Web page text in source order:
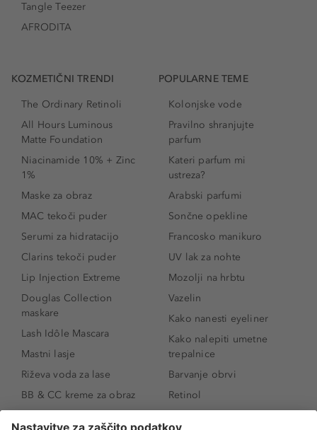
Tangle Teezer
AFRODITA
KOZMETIČNI TRENDI
The Ordinary Retinoli
All Hours Luminous
Matte Foundation
Niacinamide 10% + Zinc
1%
Maske za obraz
MAC tekoči puder
Serumi za hidratacijo
Clarins tekoči puder
Lip Injection Extreme
Douglas Collection
maskare
Lash Idôle Mascara
Mastni lasje
Riževa voda za lase
BB & CC kreme za obraz
POPULARNE TEME
Kolonjske vode
Pravilno shranjujte
parfum
Kateri parfum mi
ustreza?
Arabski parfumi
Sončne opekline
Francosko manikuro
UV lak za nohte
Mozolji na hrbtu
Vazelin
Kako nanesti eyeliner
Kako nalepiti umetne
trepalnice
Barvanje obrvi
Retinol